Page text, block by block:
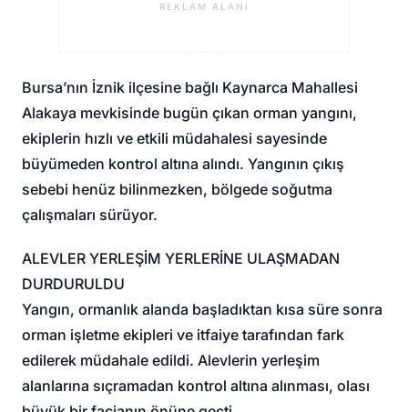
REKLAM ALANI
Bursa’nın İznik ilçesine bağlı Kaynarca Mahallesi
Alakaya mevkisinde bugün çıkan orman yangını,
ekiplerin hızlı ve etkili müdahalesi sayesinde
büyümeden kontrol altına alındı. Yangının çıkış
sebebi henüz bilinmezken, bölgede soğutma
çalışmaları sürüyor.
ALEVLER YERLEŞİM YERLERİNE ULAŞMADAN
DURDURULDU
Yangın, ormanlık alanda başladıktan kısa süre sonra
orman işletme ekipleri ve itfaiye tarafından fark
edilerek müdahale edildi. Alevlerin yerleşim
alanlarına sıçramadan kontrol altına alınması, olası